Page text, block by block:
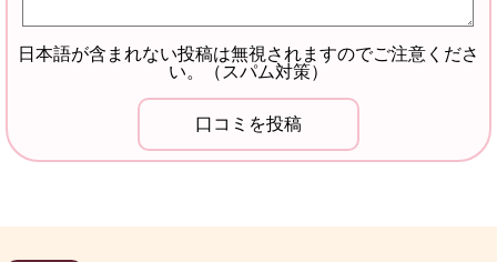
日本語が含まれない投稿は無視されますのでご注意くださ
い。（スパム対策）